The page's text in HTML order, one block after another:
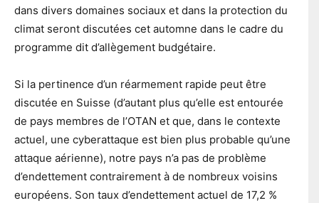
dans divers domaines sociaux et dans la protection du
climat seront discutées cet automne dans le cadre du
programme dit d’allègement budgétaire.
Si la pertinence d’un réarmement rapide peut être
discutée en Suisse (d’autant plus qu’elle est entourée
de pays membres de l’OTAN et que, dans le contexte
actuel, une cyberattaque est bien plus probable qu’une
attaque aérienne), notre pays n’a pas de problème
d’endettement contrairement à de nombreux voisins
européens. Son taux d’endettement actuel de 17,2 %